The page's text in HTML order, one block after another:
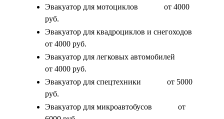
Эвакуатор для мотоциклов
от 4000
руб.
Эвакуатор для квадроциклов и снегоходов
от 4000 руб.
Эвакуатор для легковых автомобилей
от 4000 руб.
Эвакуатор для спецтехники
от 5000
руб.
Эвакуатор для микроавтобусов
от